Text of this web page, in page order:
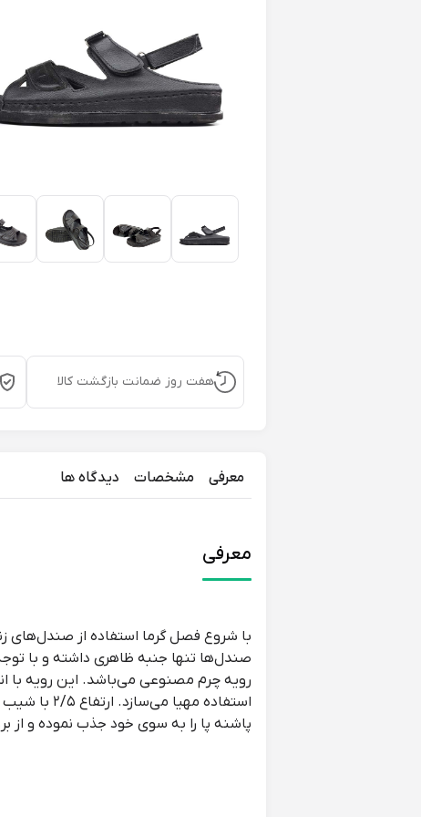
هفت روز ضمانت بازگشت کالا
معرفی مشخصات دیدگاه ها
معرفی
با شروع فصل گرما استفاده از صندل‌های
صندل‌ها تنها جنبه ظاهری داشته و با
رویه چرم مصنوعی می‌باشد. این رویه با
پاشنه پا را به سوی خود جذب نموده و از